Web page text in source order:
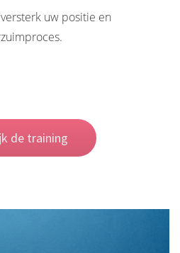
uw positie en
de training